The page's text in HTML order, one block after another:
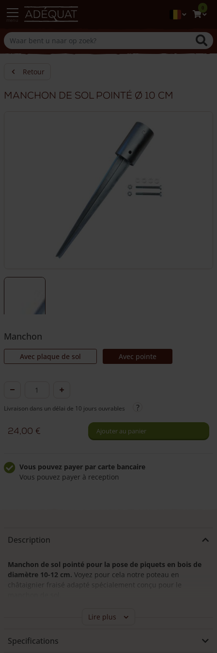
0
Retour
Manchon de sol pointé Ø 10 cm
Manchon
Avec plaque de sol Avec pointe
quantité
Manchon
de
Ø
10
Livraison dans un délai de 10 jours ouvrables
24,00 € Ajouter au panier
Vous pouvez payer par carte bancaire
Vous pouvez payer à reception
Description
Manchon de sol pointé pour la pose de piquets en bois de
diamètre 10-12 cm. Voyez pour cela notre poteau en
châtaignier fraisé adapté spécialement conçu pour le
Pour donner de la solidité à un piquet de bois, celui-ci doit
normalement être enfoncé dans le sol sur environ un tiers de
pas possible, par exemple si le sol est trop dur ou si vous
Lire plus
Specifications